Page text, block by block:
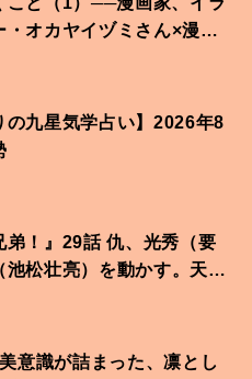
・オカヤイヅミさん×漫画
の九星気学占い】2026年8
弟！』29話 仇、光秀（要
池松壮亮）を動かす。天下
意識が詰まった、凛とし